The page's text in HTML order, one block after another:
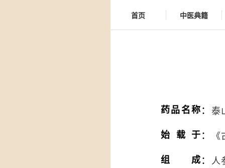
首页 中医典籍
药品名称： 泰
始载于：
组成：
人